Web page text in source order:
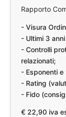
Rapporto
- Visura
- Ultimi 3
- Controlli
relazionati;
- Esponenti e
- Rating
- Fido
€ 22,90 iva